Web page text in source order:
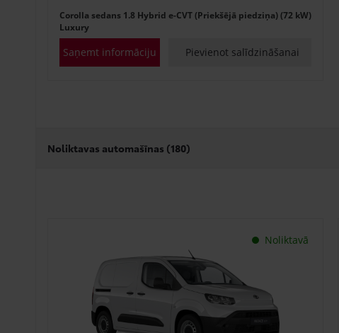
Corolla sedans 1.8 Hybrid e-CVT (Priekšējā piedziņa) (72 kW)
Luxury
Saņemt informāciju Pievienot salīdzināšanai
Noliktavas automašīnas (180)
Noliktavā